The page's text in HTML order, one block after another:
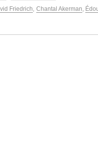
Friedrich, Chantal Akerman,